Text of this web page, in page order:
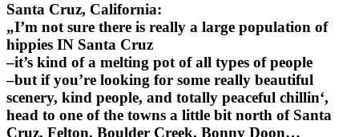
Santa Cruz, California:
„I’m not sure there is really a large population of
hippies IN Santa Cruz
–it’s kind of a melting pot of all types of people
–but if you’re looking for some really beautiful
scenery, kind people, and totally peaceful chillin‘,
head to one of the towns a little bit north of Santa
Cruz. Felton, Boulder Creek, Bonny Doon…